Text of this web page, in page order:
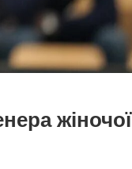
жіночої